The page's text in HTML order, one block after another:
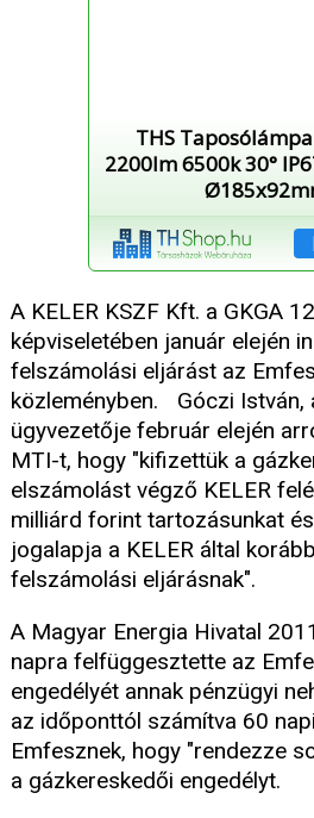
THS
2200lm 6500k 30°
A KELER KSZF Kft. a GKGA
képviseletében január elején
felszámolási eljárást az
közleményben. Góczi István,
ügyvezetője február elején
MTI-t, hogy "kifizettük a
elszámolást végző KELER
milliárd forint tartozásunkat
jogalapja a KELER által
felszámolási eljárásnak".
A Magyar Energia Hivatal
napra felfüggesztette az
engedélyét annak pénzügyi
az időponttól számítva 60
Emfesznek, hogy "rendezze
a gázkereskedői engedélyt.